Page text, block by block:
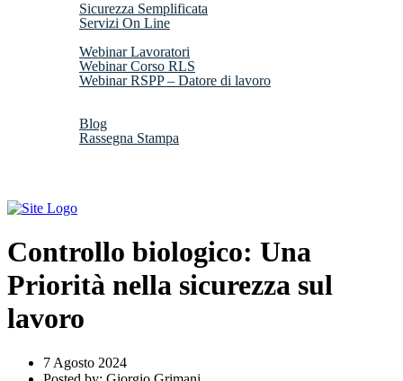
Sicurezza Semplificata
Servizi On Line
Webinar Lavoratori
Webinar Corso RLS
Webinar RSPP – Datore di lavoro
Blog
Rassegna Stampa
Controllo biologico: Una
Priorità nella sicurezza sul
lavoro
7 Agosto 2024